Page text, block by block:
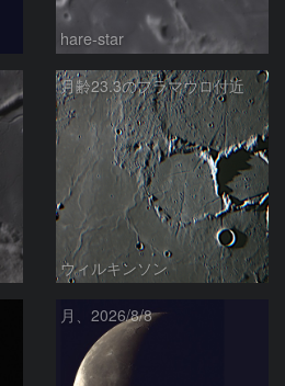
hare-star
月齢23.3のフラマウロ付近
ウィルキンソン
月、2026/8/8